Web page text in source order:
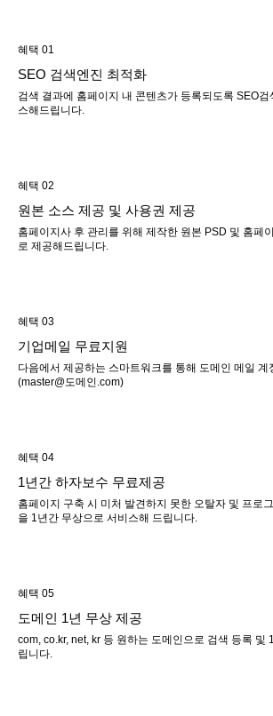
혜택 01
SEO 검색엔진 최적화
검색 결과에 홈페이지 내 콘텐츠가 등록되도록 SEO검
스해드립니다.
혜택 02
원본 소스 제공 및 사용권 제공
홈페이지사 후 관리를 위해 제작한 원본 PSD 및 홈페
로 제공해드립니다.
혜택 03
기업메일 무료지원
다음에서 제공하는 스마트워크를 통해 도메인 메일 계
(master@도메인.com)
혜택 04
1년간 하자보수 무료제공
홈페이지 구축 시 미처 발견하지 못한 오탈자 및 프로
을 1년간 무상으로 서비스해 드립니다.
혜택 05
도메인 1년 무상 제공
com, co.kr, net, kr 등 원하는 도메인으로 검색 등록 및
립니다.